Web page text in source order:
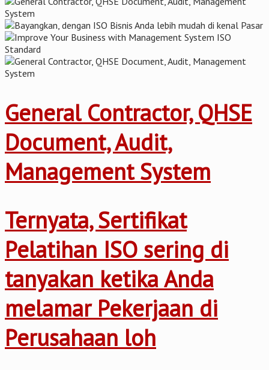
General Contractor, QHSE
Document, Audit,
Management System
Ternyata, Sertifikat
Pelatihan ISO sering di
tanyakan ketika Anda
melamar Pekerjaan di
Perusahaan loh